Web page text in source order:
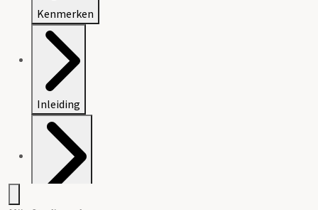
Kenmerken
Inleiding